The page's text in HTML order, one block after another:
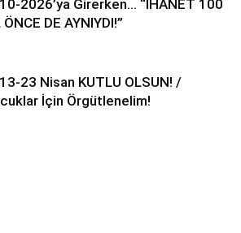
2026’ya Girerken… “İHANET 100
ÖNCE DE AYNIYDI!”
23 Nisan KUTLU OLSUN! /
İçin Örgütlenelim!